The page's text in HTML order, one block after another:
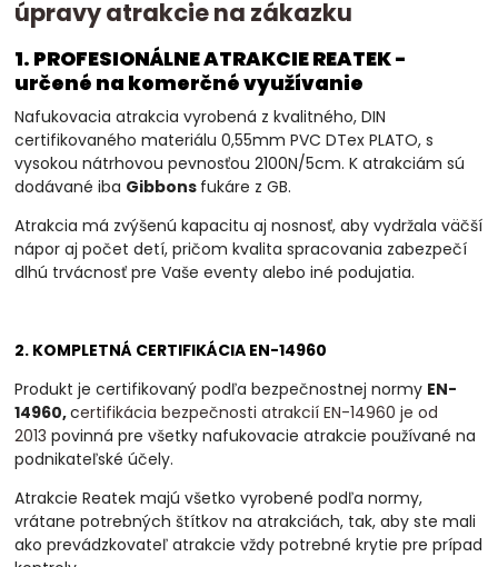
úpravy atrakcie na zákazku
1. PROFESIONÁLNE ATRAKCIE REATEK -
určené na komerčné využívanie
Nafukovacia atrakcia vyrobená z kvalitného, DIN
certifikovaného materiálu 0,55mm PVC DTex PLATO, s
vysokou nátrhovou pevnosťou 2100N/5cm. K atrakciám sú
dodávané iba Gibbons fukáre z GB.
Atrakcia má zvýšenú kapacitu aj nosnosť, aby vydržala väčší
nápor aj počet detí, pričom kvalita spracovania zabezpečí
dlhú trvácnosť pre Vaše eventy alebo iné podujatia.
2. KOMPLETNÁ CERTIFIKÁCIA EN-14960
Produkt je certifikovaný podľa bezpečnostnej normy EN-
14960,certifikácia bezpečnosti atrakcií EN-14960 je od
2013povinnápre všetky nafukovacie atrakcie používané na
podnikateľské účely.
Atrakcie Reatek majú všetko vyrobené podľa normy,
vrátane potrebných štítkov na atrakciách, tak, aby ste mali
ako prevádzkovateľ atrakcie vždy potrebné krytie pre prípad